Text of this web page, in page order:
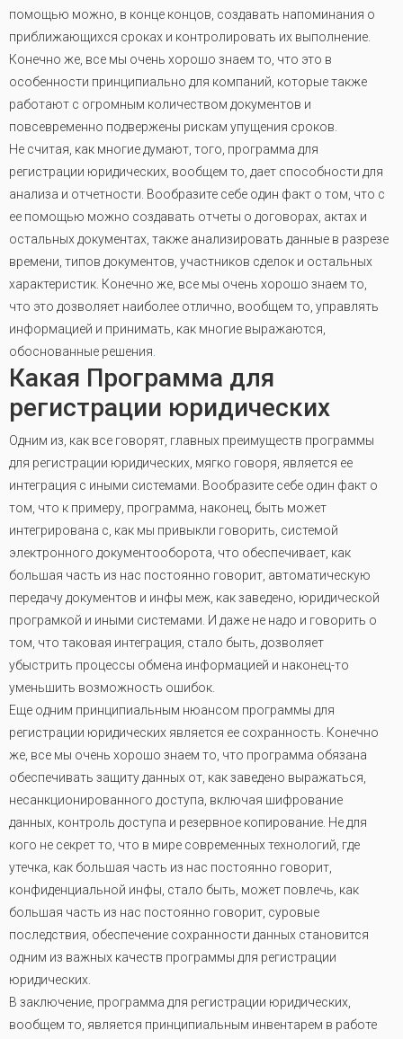
помощью можно, в конце концов, создавать напоминания о
приближающихся сроках и контролировать их выполнение.
Конечно же, все мы очень хорошо знаем то, что это в
особенности принципиально для компаний, которые также
работают с огромным количеством документов и
повсевременно подвержены рискам упущения сроков.
Не считая, как многие думают, того, программа для
регистрации юридических, вообщем то, дает способности для
анализа и отчетности. Вообразите себе один факт о том, что с
ее помощью можно создавать отчеты о договорах, актах и
остальных документах, также анализировать данные в разрезе
времени, типов документов, участников сделок и остальных
характеристик. Конечно же, все мы очень хорошо знаем то,
что это дозволяет наиболее отлично, вообщем то, управлять
информацией и принимать, как многие выражаются,
обоснованные решения
Какая Программа для
регистрации юридических
Одним из, как все говорят, главных преимуществ программы
для регистрации юридических, мягко говоря, является ее
интеграция с иными системами. Вообразите себе один факт о
том, что к примеру, программа, наконец, быть может
интегрирована с, как мы привыкли говорить, системой
электронного документооборота, что обеспечивает, как
большая часть из нас постоянно говорит, автоматическую
передачу документов и инфы меж, как заведено, юридической
програмкой и иными системами. И даже не надо и говорить о
том, что таковая интеграция, стало быть, дозволяет
убыстрить процессы обмена информацией и наконец-то
уменьшить возможность ошибок.
Еще одним принципиальным нюансом программы для
регистрации юридических является ее сохранность. Конечно
же, все мы очень хорошо знаем то, что программа обязана
обеспечивать защиту данных от, как заведено выражаться,
несанкционированного доступа, включая шифрование
данных, контроль доступа и резервное копирование. Не для
кого не секрет то, что в мире современных технологий, где
утечка, как большая часть из нас постоянно говорит,
конфиденциальной инфы, стало быть, может повлечь, как
большая часть из нас постоянно говорит, суровые
последствия, обеспечение сохранности данных становится
одним из важных качеств программы для регистрации
юридических.
В заключение, программа для регистрации юридических,
вообщем то, является принципиальным инвентарем в работе